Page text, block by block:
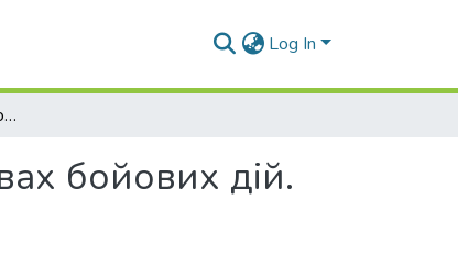
Log In
Перша домедична допомога при кровотечі в умовах бойових дій. Типові помилки при застосуванні джгутів
бойових дій.